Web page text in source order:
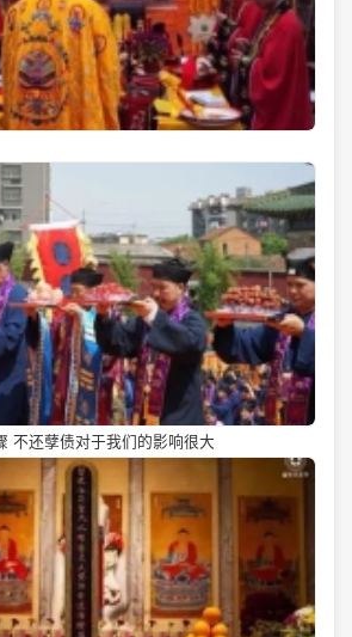
不还孽债对于我们的影响很大